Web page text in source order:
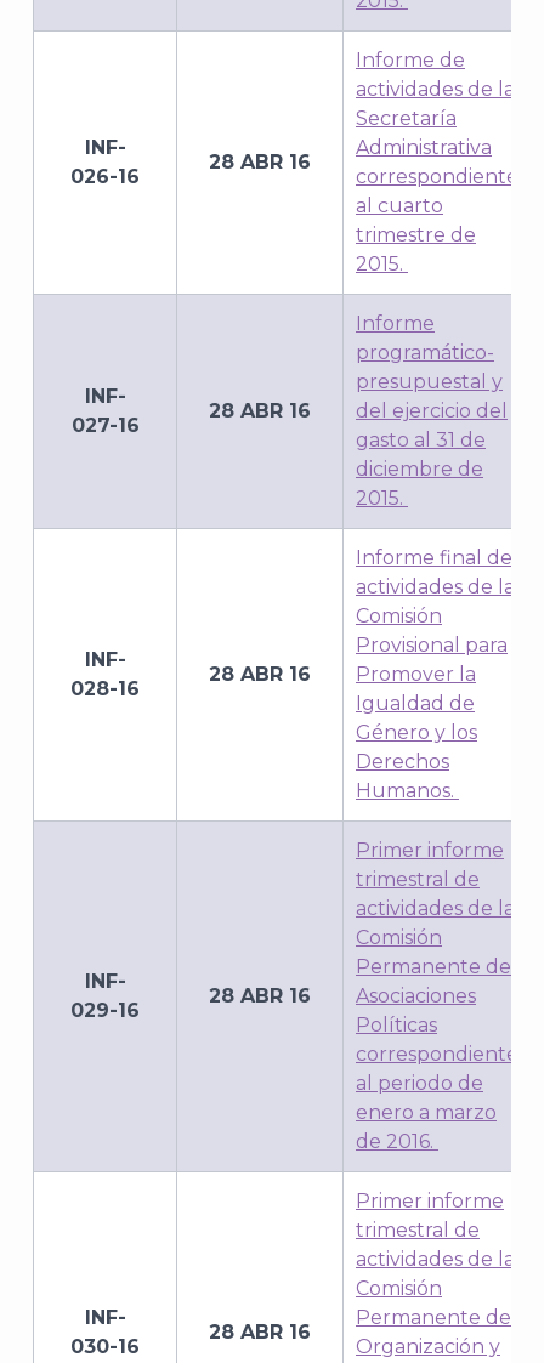
INF-
026-16
28 ABR 16
Informe de
actividades de la
Secretaría
Administrativa
correspondiente
al cuarto
trimestre de
2015.
INF-
027-16
28 ABR 16
Informe
programático-
presupuestal y
del ejercicio del
gasto al 31 de
diciembre de
2015.
INF-
028-16
28 ABR 16
Informe final de
actividades de la
Comisión
Provisional para
Promover la
Igualdad de
Género y los
Derechos
Humanos.
INF-
029-16
28 ABR 16
Primer informe
trimestral de
actividades de la
Comisión
Permanente de
Asociaciones
Políticas
correspondiente
al periodo de
enero a marzo
de 2016.
INF-
030-16
28 ABR 16
Primer informe
trimestral de
actividades de la
Comisión
Permanente de
Organización y